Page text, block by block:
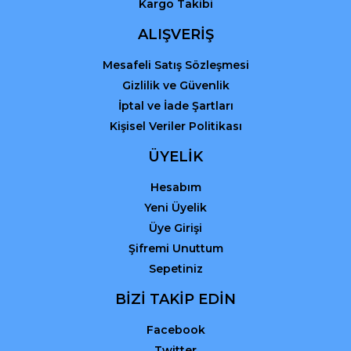
Kargo Takibi
ALIŞVERİŞ
Mesafeli Satış Sözleşmesi
Gizlilik ve Güvenlik
İptal ve İade Şartları
Kişisel Veriler Politikası
ÜYELİK
Hesabım
Yeni Üyelik
Üye Girişi
Şifremi Unuttum
Sepetiniz
BİZİ TAKİP EDİN
Facebook